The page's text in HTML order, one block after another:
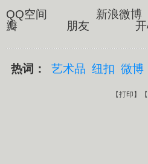
QQ空间 新浪
瓣 朋友 开
热词： 艺术品 纽扣 微博
【打印 】【